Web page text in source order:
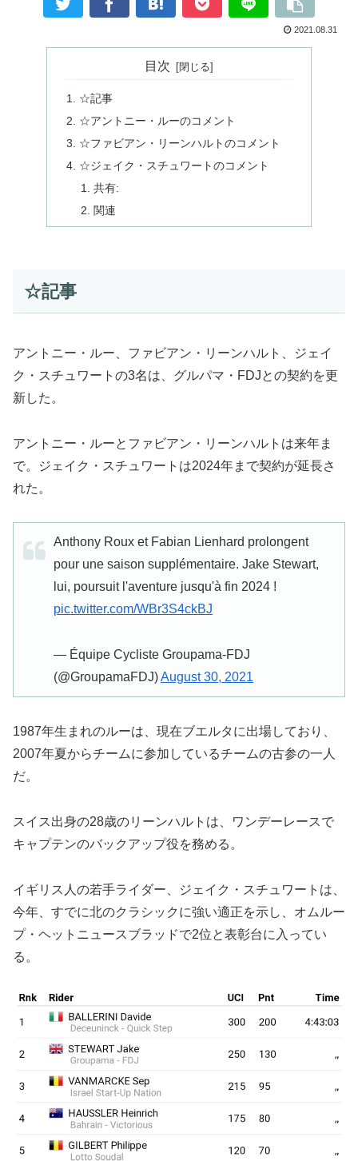
2021.08.31
目次
☆記事
☆アントニー・ルーのコメント
☆ファビアン・リーンハルトのコメント
☆ジェイク・スチュワートのコメント
共有:
関連
☆記事
アントニー・ルー、ファビアン・リーンハルト、ジェイ
ク・スチュワートの3名は、グルパマ・FDJとの契約を更
新した。
アントニー・ルーとファビアン・リーンハルトは来年ま
で。ジェイク・スチュワートは2024年まで契約が延長さ
れた。
Anthony Roux et Fabian Lienhard prolongent
pour une saison supplémentaire. Jake Stewart,
lui, poursuit l'aventure jusqu'à fin 2024 !
pic.twitter.com/WBr3S4ckBJ
— Équipe Cycliste Groupama-FDJ
(@GroupamaFDJ)August 30, 2021
1987年生まれのルーは、現在ブエルタに出場しており、
2007年夏からチームに参加しているチームの古参の一人
だ。
スイス出身の28歳のリーンハルトは、ワンデーレースで
キャプテンのバックアップ役を務める。
イギリス人の若手ライダー、ジェイク・スチュワートは、
今年、すでに北のクラシックに強い適正を示し、オムルー
プ・ヘットニュースブラッドで2位と表彰台に入ってい
る。